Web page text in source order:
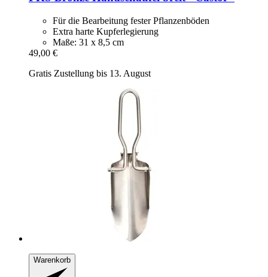
Für die Bearbeitung fester Pflanzenböden
Extra harte Kupferlegierung
Maße: 31 x 8,5 cm
49,00 €
Gratis Zustellung bis 13. August
Warenkorb